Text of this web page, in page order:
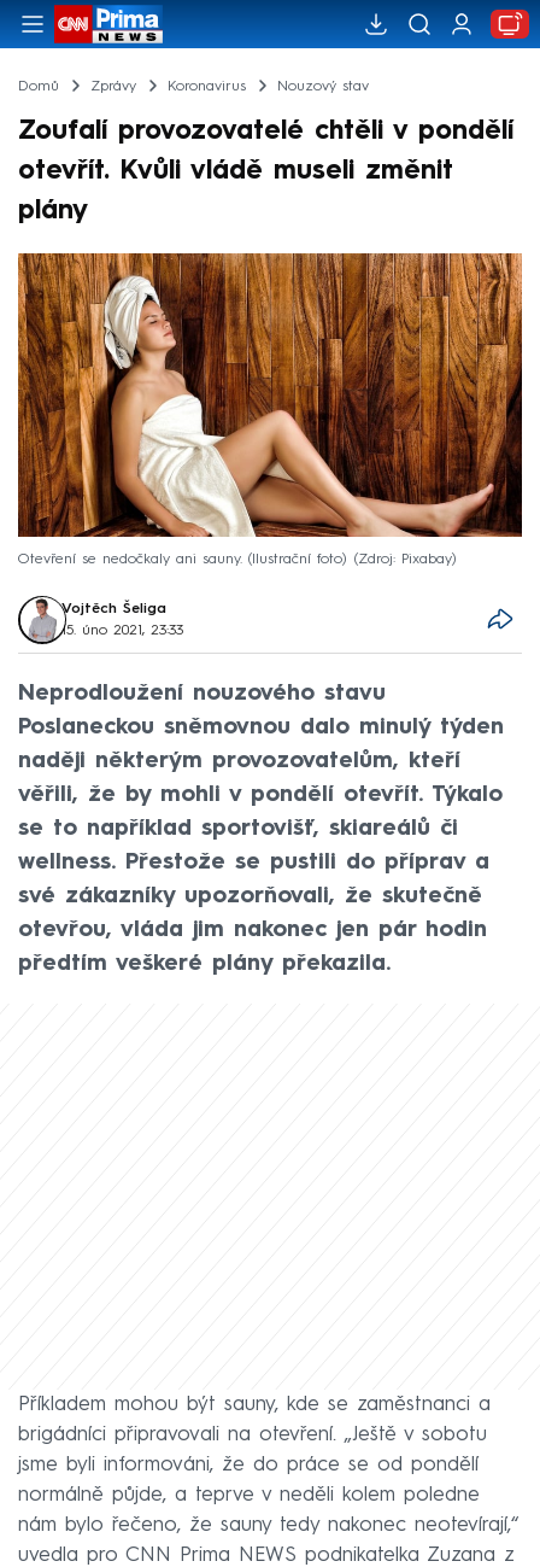
Domů Zprávy Koronavirus Nouzový stav
Zoufalí provozovatelé chtěli v pondělí
otevřít. Kvůli vládě museli změnit
plány
Otevření se nedočkaly ani sauny. (Ilustrační foto) Zdroj: Pixabay
Vojtěch Šeliga
15. úno 2021, 23:33
Neprodloužení nouzového stavu
Poslaneckou sněmovnou dalo minulý týden
naději některým provozovatelům, kteří
věřili, že by mohli v pondělí otevřít. Týkalo
se to například sportovišť, skiareálů či
wellness. Přestože se pustili do příprav a
své zákazníky upozorňovali, že skutečně
otevřou, vláda jim nakonec jen pár hodin
předtím veškeré plány překazila.
Příkladem mohou být sauny, kde se zaměstnanci a
brigádníci připravovali na otevření. „Ještě v sobotu
jsme byli informováni, že do práce se od pondělí
normálně půjde, a teprve v neděli kolem poledne
nám bylo řečeno, že sauny tedy nakonec neotevírají,“
uvedla pro CNN Prima NEWS podnikatelka Zuzana z